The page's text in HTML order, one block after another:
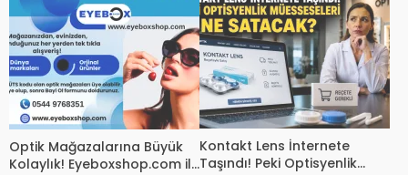
Optik Mağazalarına Büyük
Kolaylık! Eyeboxshop.com ile
Kontakt Lens İnternete
Taşındı! Peki Optisyenlik